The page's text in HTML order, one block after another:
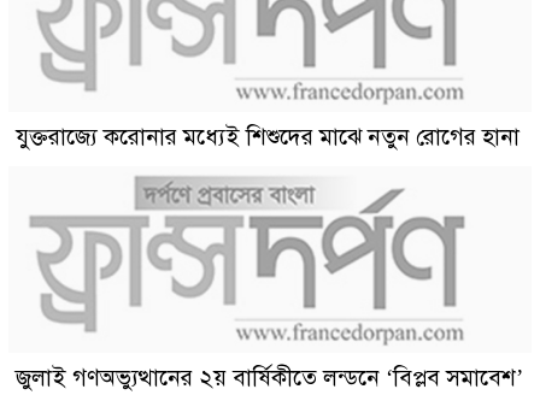
যুক্তরাজ্যে করোনার মধ্যেই শিশুদের মাঝে নতুন রোগের হানা
জুলাই গণঅভ্যুত্থানের ২য় বার্ষিকীতে লন্ডনে ‘বিপ্লব সমাবেশ’